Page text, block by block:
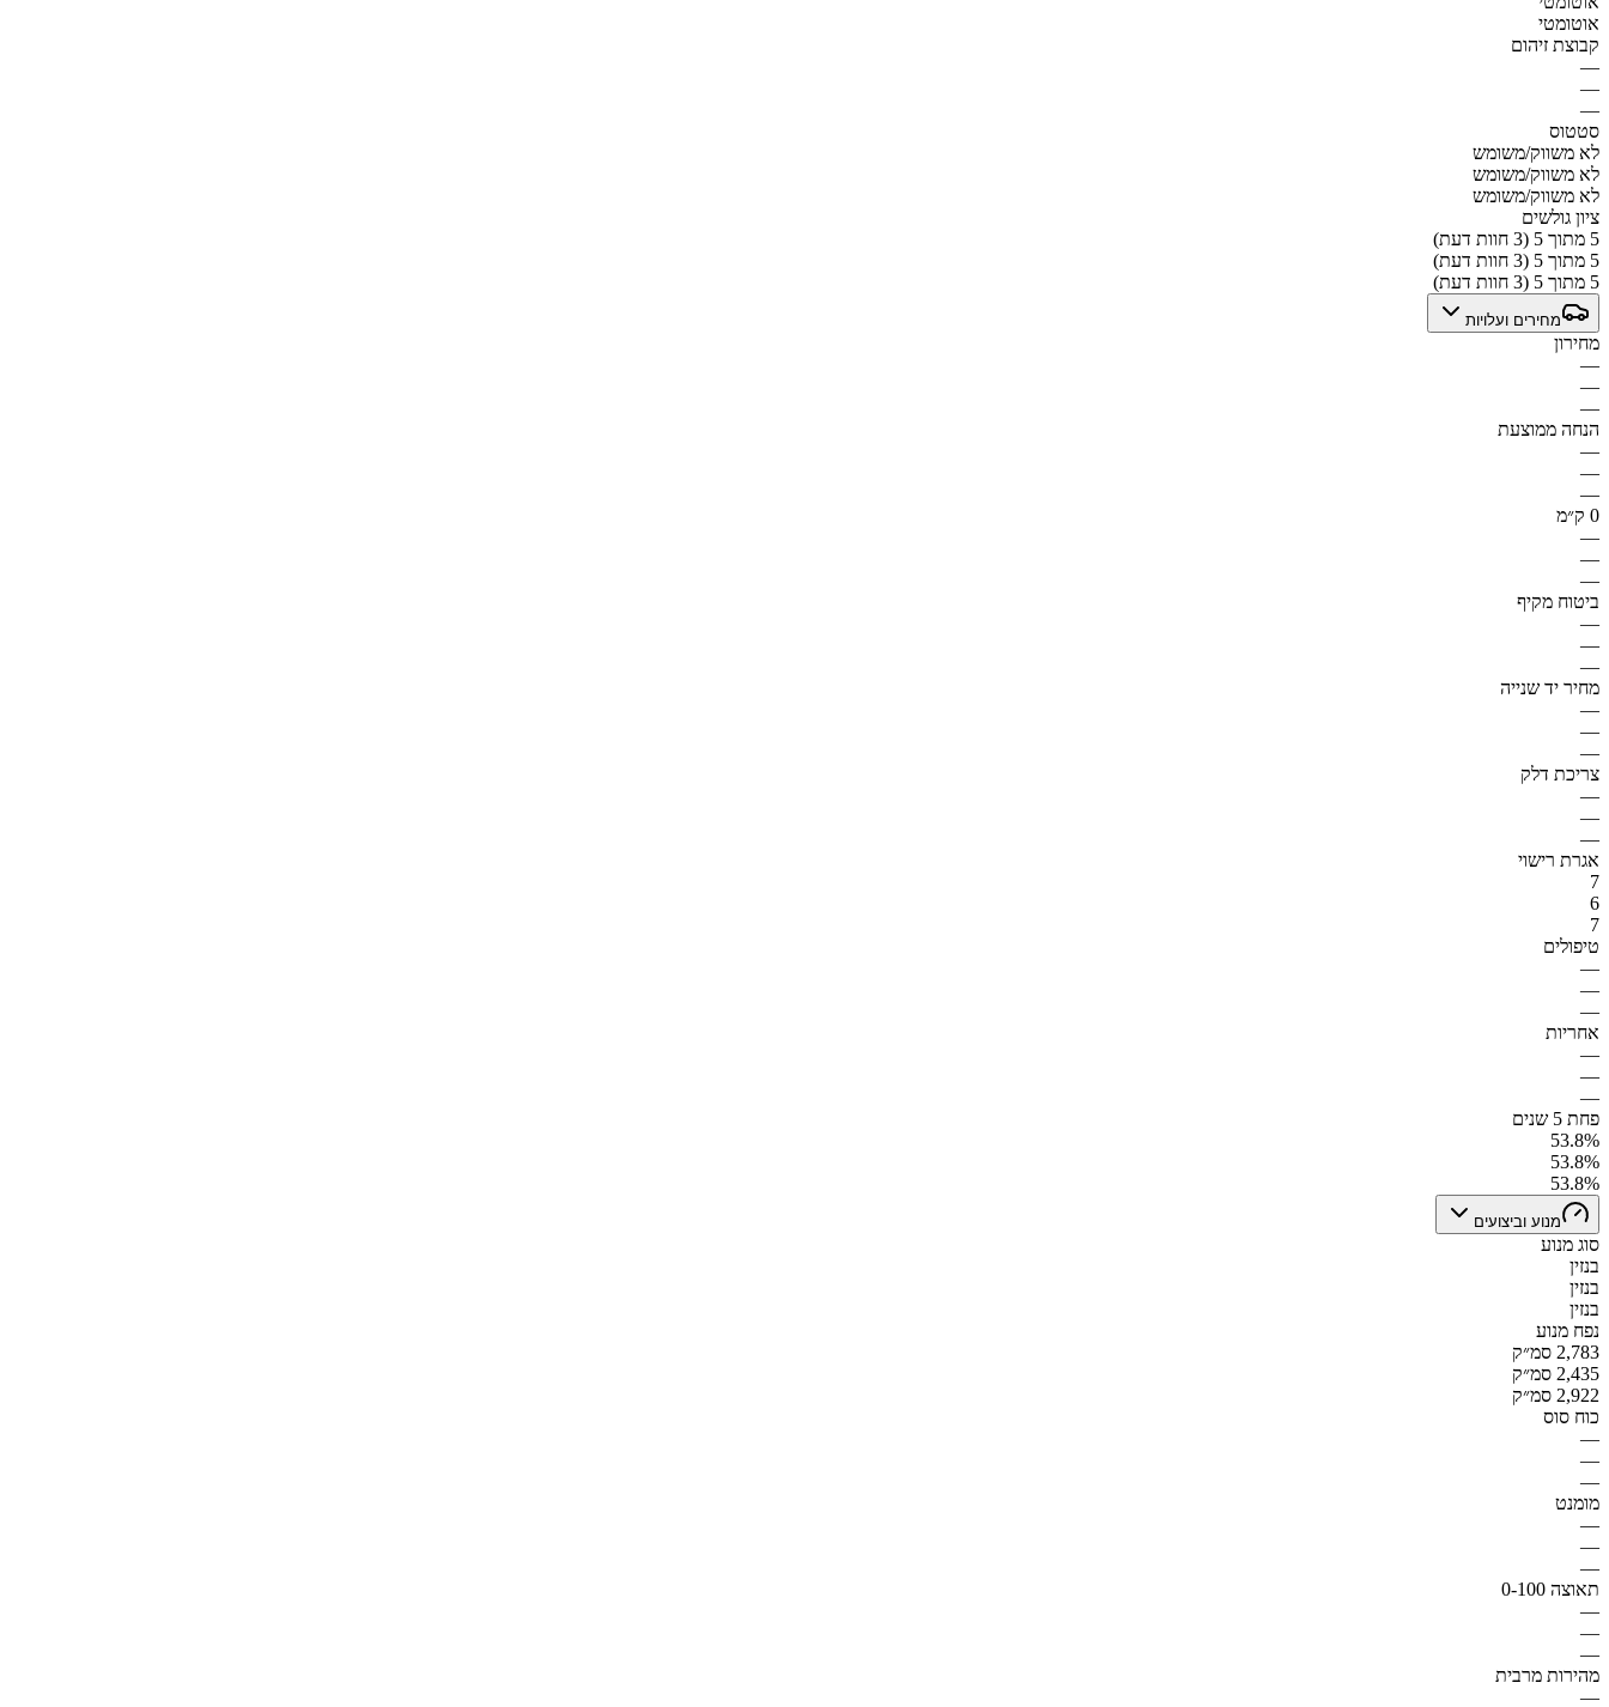
אוטומטי
קבוצת זיהום
—
—
—
סטטוס
לא משווק/משומש
לא משווק/משומש
לא משווק/משומש
ציון גולשים
5 מתוך 5 (3 חוות דעת)
5 מתוך 5 (3 חוות דעת)
5 מתוך 5 (3 חוות דעת)
מחירים ועלויות
מחירון
—
—
—
הנחה ממוצעת
—
—
—
0 ק״מ
—
—
—
ביטוח מקיף
—
—
—
מחיר יד שנייה
—
—
—
צריכת דלק
—
—
—
אגרת רישוי
7
6
7
טיפולים
—
—
—
אחריות
—
—
—
פחת 5 שנים
53.8%
53.8%
53.8%
מנוע וביצועים
סוג מנוע
בנזין
בנזין
בנזין
נפח מנוע
2,783 סמ״ק
2,435 סמ״ק
2,922 סמ״ק
כוח סוס
—
—
—
מומנט
—
—
—
תאוצה 0-100
—
—
—
מהירות מרבית
—